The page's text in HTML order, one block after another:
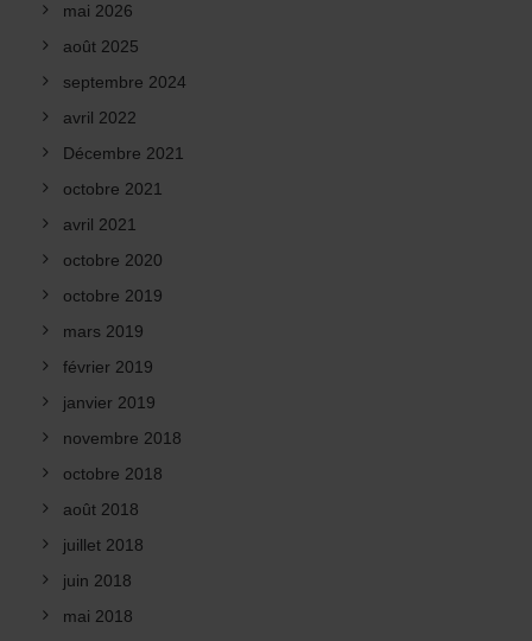
mai 2026
août 2025
septembre 2024
avril 2022
Décembre 2021
octobre 2021
avril 2021
octobre 2020
octobre 2019
mars 2019
février 2019
janvier 2019
novembre 2018
octobre 2018
août 2018
juillet 2018
juin 2018
mai 2018